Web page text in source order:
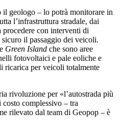
il geologo – lo potrà monitorare in
l’infrastruttura stradale, dai
procedere con interventi di
il passaggio dei veicoli.
Green Island che sono aree
fotovoltaici e pale eoliche e
ricarica per veicoli totalmente
rivoluzione per «l’autostrada più
costo complessivo – tra
rilevato dal team di Geopop – è